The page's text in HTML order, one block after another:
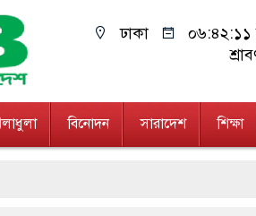
ঢাকা ০৬:৪২:১২
বিনোদন সারাদেশ শিক্ষা